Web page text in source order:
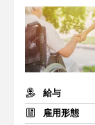
給与
雇用形態